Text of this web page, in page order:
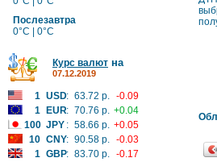
Послезавтра
0°C | 0°C
Курс валют на
07.12.2019
1 USD: 63.72 р. -0.09
1
EUR: 70.76 р. +0.04
100 JPY : 58.66 р. +0.05
10 CNY: 90.58 р. -0.03
1 GBP: 83.70 р. -0.17